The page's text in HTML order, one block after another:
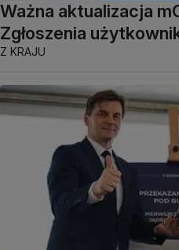
Ważna aktualizacja
Zgłoszenia
Z KRAJU